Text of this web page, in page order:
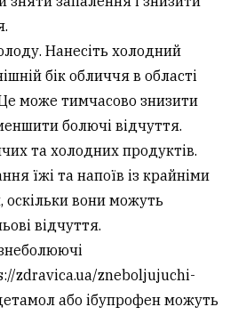
Нанесіть холодний
бік обличчя в області
може тимчасово знизити
болючі відчуття.
та холодних продуктів.
їжі та напоїв із крайніми
вони можуть
відчуття.
zdravica.ua/zneboljujuchi-
або ібупрофен можуть